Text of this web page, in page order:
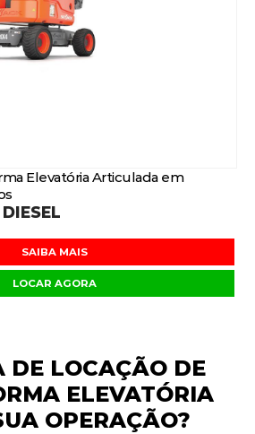
Elevatória Articulada em
SAIBA MAIS
LOCAR AGORA
DE LOCAÇÃO DE
ELEVATÓRIA
OPERAÇÃO?